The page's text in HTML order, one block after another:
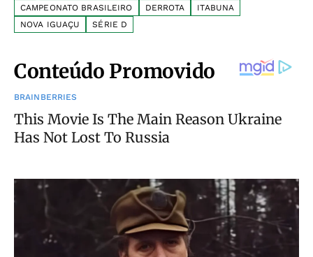
CAMPEONATO BRASILEIRO DERROTA
ITABUNA
NOVA IGUAÇU
SÉRIE D